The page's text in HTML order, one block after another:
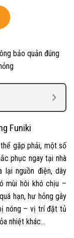
bảo quản đúng
Funiki
gặp phải, một số
phục ngay tại nhà
nguồn điện, dây
mùi hôi khó chịu –
hạn, hư hỏng gây
nóng – vị trí đặt tủ
nhiệt khác…